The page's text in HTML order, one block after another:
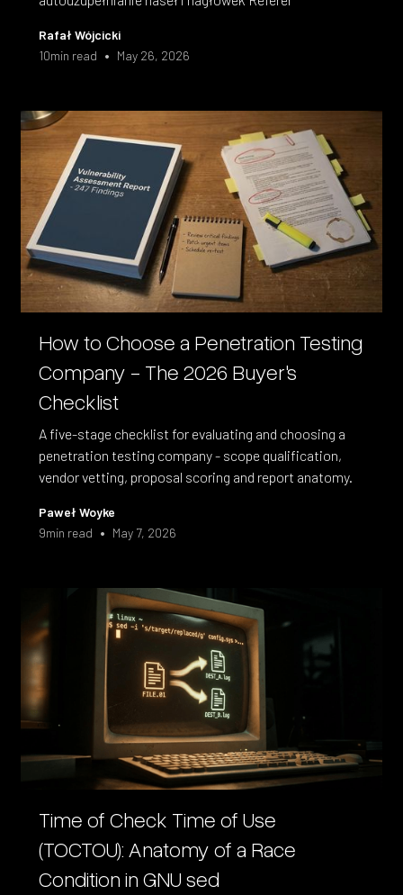
Rafał Wójcicki
10min read • May 26, 2026
How to Choose a Penetration Testing
Company - The 2026 Buyer's
Checklist
A five-stage checklist for evaluating and choosing a
penetration testing company - scope qualification,
vendor vetting, proposal scoring and report anatomy.
Paweł Woyke
9min read • May 7, 2026
Time of Check Time of Use
(TOCTOU): Anatomy of a Race
Condition in GNU sed